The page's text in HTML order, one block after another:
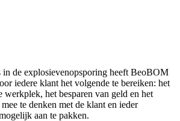
de explosievenopsporing heeft BeoBOM
iedere klant het volgende te bereiken: het
werkplek, het besparen van geld en het
te denken met de klant en ieder
aan te pakken.